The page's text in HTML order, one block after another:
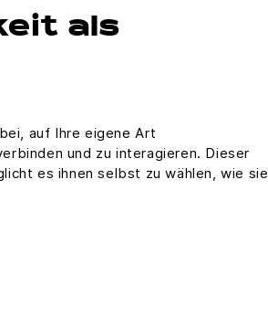
als
auf Ihre eigene Art
und zu interagieren. Dieser
es ihnen selbst zu wählen, wie sie